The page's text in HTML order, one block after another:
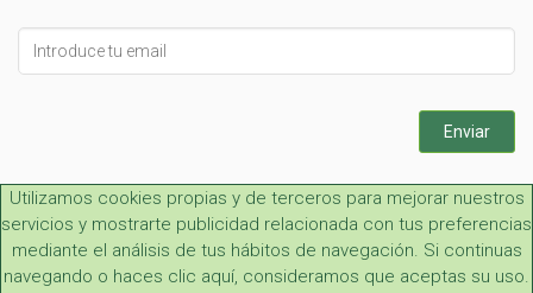
this
field
Enviar
Utilizamos cookies propias y de terceros para mejorar nuestros
servicios y mostrarte publicidad relacionada con tus preferencias
mediante el análisis de tus hábitos de navegación. Si continuas
navegando o haces clic aquí, consideramos que aceptas su uso.